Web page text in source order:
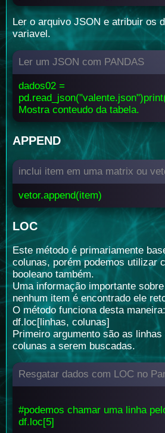
Ler o arquivo JSON e atribuir os
variavel.
Ler um JSON com PANDAS
dados02 =
pd.read_json("valente.json")
Mostra conteudo da tabela.
APPEND
inclui item em uma matrix ou
vetor.append(item)
LOC
Este método é primariamente
colunas, porém podemos utilizar
booleano também.
Uma informação importante
nenhum item é encontrado ele
O método funciona desta maneira:
df.loc[linhas, colunas]
Primeiro argumento são as
colunas a serem buscadas.
Resgatar dados com LOC no
#podemos chamar uma linha
df.loc[5]